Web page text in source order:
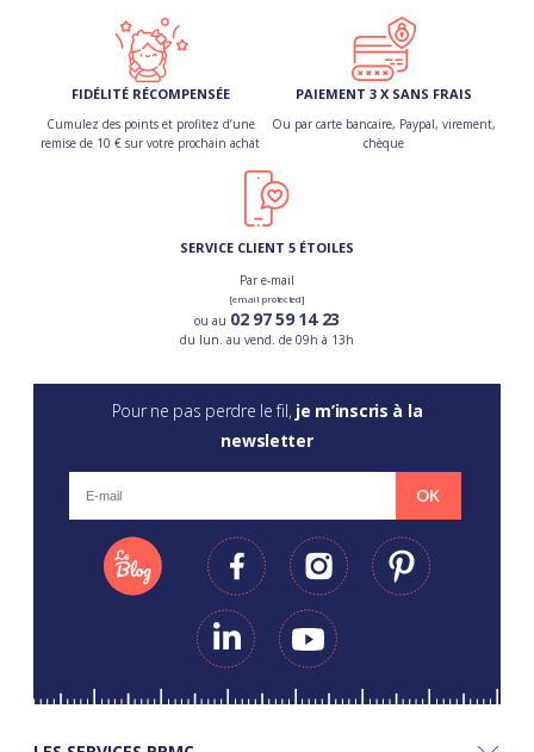
FIDÉLITÉ RÉCOMPENSÉE
Cumulez des points et profitez d’une
remise de 10 € sur votre prochain achat
PAIEMENT 3 X SANS FRAIS
Ou par carte bancaire, Paypal, virement,
chèque
SERVICE CLIENT 5 ÉTOILES
Par e-mail
[email protected]
ou au 02 97 59 14 23
du lun. au vend. de 09h à 13h
Pour ne pas perdre le fil, je m’inscris à la
newsletter
OK